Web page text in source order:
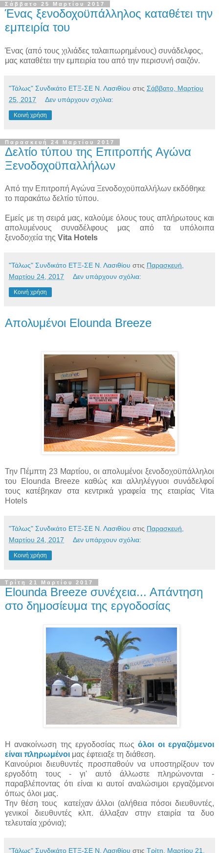
Σάββατο 25 Μαρτίου 2017
Ένας ξενοδοχοϋπάλληλος καταθέτει την
εμπειρία του
Ένας (από τους χιλιάδες ταλαιπωρημένους) συνάδελφος,
μας καταθέτει την εμπειρία του από την περισυνή σαιζόν.
"Τάλως" Συνδικάτο ΕΤΞ-ΣΕ Ν. Λασιθίου στις Σάββατο, Μαρτίου
25, 2017
Δεν υπάρχουν σχόλια:
Κοινή χρήση
Παρασκευή 24 Μαρτίου 2017
Δελτίο τύπου της Επιτροπής Αγώνα
Ξενοδοχοϋπαλλήλων
Από την Επιτροπή Αγώνα Ξενοδοχοϋπαλλήλων εκδόθηκε
το παρακάτω δελτίο τύπου.
Εμείς με τη σειρά μας, καλούμε όλους τους απλήρωτους και
απολυμένους συναδέλφους μας από τα υπόλοιπα
ξενοδοχεία της Vita Hotels
"Τάλως" Συνδικάτο ΕΤΞ-ΣΕ Ν. Λασιθίου στις Παρασκευή,
Μαρτίου 24, 2017
Δεν υπάρχουν σχόλια:
Κοινή χρήση
Απολυμένοι Elounda Breeze
Την Πέμπτη 23 Μαρτίου, οι απολυμένοι ξενοδοχοϋπάλληλοι
του Elounda Breeze καθώς και αλληλέγγυοι συνάδελφοί
τους κατέβηκαν στα κεντρικά γραφεία της εταιρίας Vita
Hotels
"Τάλως" Συνδικάτο ΕΤΞ-ΣΕ Ν. Λασιθίου στις Παρασκευή,
Μαρτίου 24, 2017
Δεν υπάρχουν σχόλια:
Κοινή χρήση
Τρίτη 21 Μαρτίου 2017
Elounda Breeze συνέχεια... Απάντηση
στο δημοσίευμα της εργοδοσίας
Η ανακοίνωση της εργοδοσίας πωςόλοι οι εργαζόμενοι
είναι πληρωμένοι μας έφτειαξε τη διάθεση.
Καινούριοι διευθυντές προσπαθούν να υποστηρίξουν τον
εργοδότη τους - γι' αυτό άλλωστε πληρώνονται -
παραβλέποντας ότι είναι κι αυτοί αναλώσιμοι εργαζόμενοι
όπως όλοι μας.
Την θέση τους κατείχαν άλλοι (αλήθεια πόσοι διευθυντές,
γενικοί διευθυντές κλπ. άλλαξαν στην εταιρία τα δυο
τελευταία χρόνια);
"Τάλως" Συνδικάτο ΕΤΞ-ΣΕ Ν. Λασιθίου στις Τρίτη, Μαρτίου 21,